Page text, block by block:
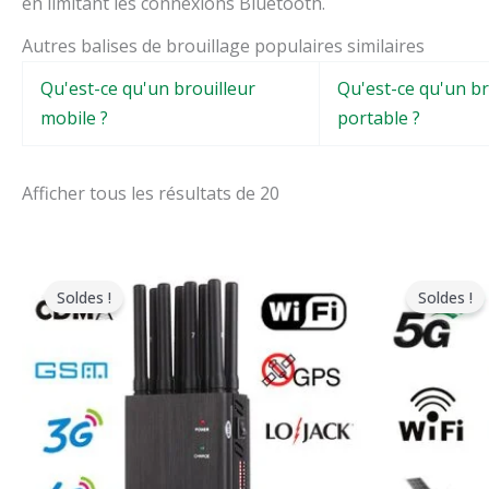
Autres balises de brouillage populaires similaires
Qu'est-ce qu'un brouilleur
mobile ?
Qu'est-ce qu'un
portable ?
Afficher tous les résultats de 20
Soldes !
prix
original
était
$599.00.
prix
actuel
est
$219.99.
Soldes !